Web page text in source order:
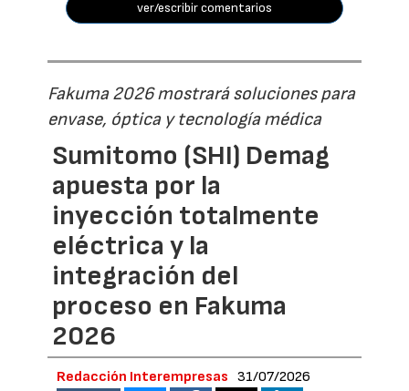
ver/escribir comentarios
Fakuma 2026 mostrará soluciones para
envase, óptica y tecnología médica
Sumitomo (SHI) Demag
apuesta por la
inyección totalmente
eléctrica y la
integración del
proceso en Fakuma
2026
Redacción Interempresas 31/07/2026